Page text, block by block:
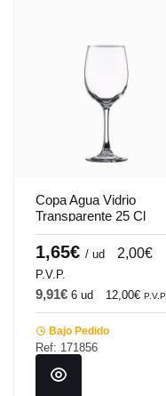
Copa Agua Vidrio
Transparente 25 Cl
Syrah-Tensionada
Vicrila
1,65€ / ud 2,00€
P.V.P.
9,91€ 6 ud 12,00€ P.V.P.
Bajo Pedido
Ref: 171856